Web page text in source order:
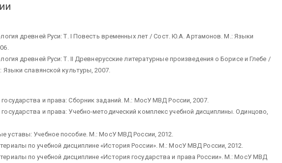
древней Руси: Т. I Повесть временных лет / Сост. Ю.А. Артамонов. М.: Языки
древней Руси: Т. II Древнерусские литературные произведения о Борисе и Глебе /
славянской культуры, 2007.
и права: Сборник заданий. М.: МосУ МВД России, 2007.
и права: Учебно-методический комплекс учебной дисциплины. Одинцово,
уставы: Учебное пособие. М.: МосУ МВД России, 2012.
по учебной дисциплине «История России». М.: МосУ МВД России, 2012.
по учебной дисциплине «История государства и права России». М.: МосУ МВД